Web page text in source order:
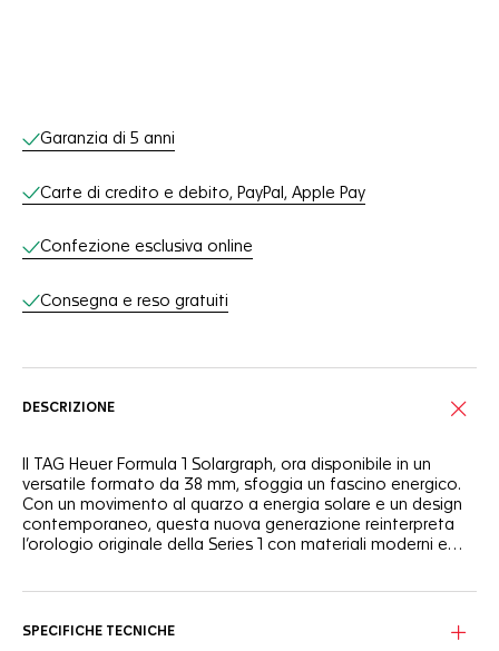
Servizi online
Garanzia di 5 anni
Carte di credito e debito, PayPal, Apple Pay
Confezione esclusiva online
Consegna e reso gratuiti
DESCRIZIONE
Il TAG Heuer Formula 1 Solargraph, ora disponibile in un
versatile formato da 38 mm, sfoggia un fascino energico.
Con un movimento al quarzo a energia solare e un design
contemporaneo, questa nuova generazione reinterpreta
l’orologio originale della Series 1 con materiali moderni e
e un look energico. Le lancette e gli indici laccati neri,
SPECIFICHE TECNICHE